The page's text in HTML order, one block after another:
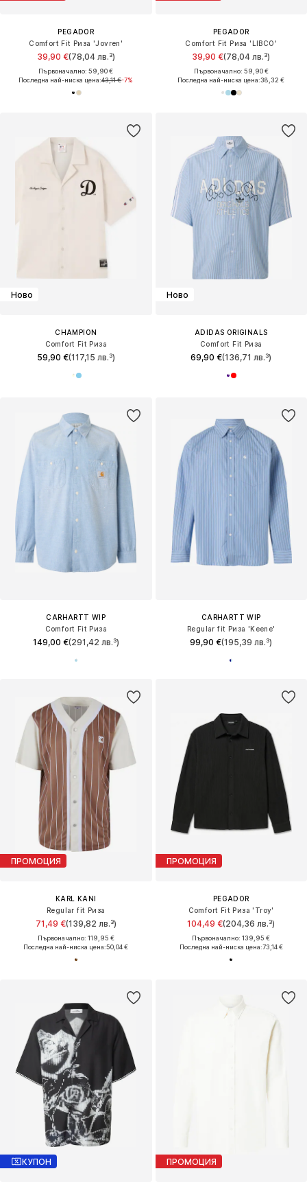
PEGADOR
Comfort Fit Риза 'Jovren'
39,90 €(78,04 лв.³)
Първоначално: 59,90 €
Последна най-ниска цена:43,11 €-7%
PEGADOR
Comfort Fit Риза 'LIBCO'
39,90 €(78,04 лв.³)
Първоначално: 59,90 €
Последна най-ниска цена:38,32 €
Ново
CHAMPION
Comfort Fit Риза
59,90 €(117,15 лв.³)
Ново
ADIDAS ORIGINALS
Comfort Fit Риза
69,90 €(136,71 лв.³)
CARHARTT WIP
Comfort Fit Риза
149,00 €(291,42 лв.³)
CARHARTT WIP
Regular fit Риза 'Keene'
99,90 €(195,39 лв.³)
ПРОМОЦИЯ
KARL KANI
Regular fit Риза
71,49 €(139,82 лв.³)
Първоначално: 119,95 €
Последна най-ниска цена:50,04 €
ПРОМОЦИЯ
PEGADOR
Comfort Fit Риза 'Troy'
104,49 €(204,36 лв.³)
Първоначално: 139,95 €
Последна най-ниска цена:73,14 €
КУПОН ПРОМОЦИЯ